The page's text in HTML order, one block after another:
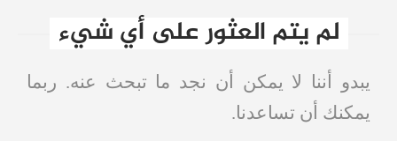
لم يتم العثور على أي شيء
يبدو أننا لا يمكن أن نجد ما تبحث عنه. ربما
يمكنك أن تساعدنا.